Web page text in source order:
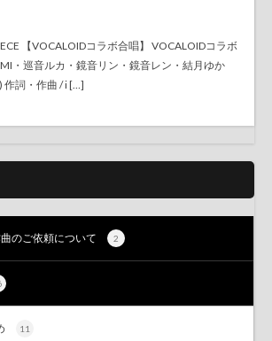
【VOCALOIDコラボ合唱】 VOCALOIDコラボ
・巡音ルカ・鏡音リン・鏡音レン・結月ゆか
作詞・作曲 / i […]
のご依頼について 2
11